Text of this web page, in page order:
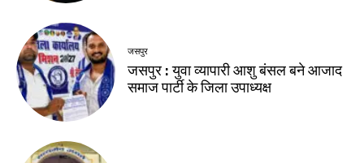
जसपुर
जसपुर : युवा व्यापारी आशु बंसल बने आजाद
समाज पार्टी के जिला उपाध्यक्ष